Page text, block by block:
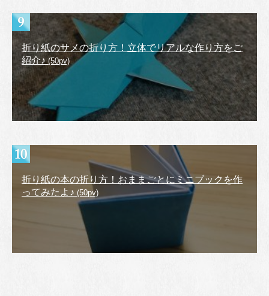
折り紙のサメの折り方！立体でリアルな作り方をご
紹介♪(50pv)
折り紙の本の折り方！おままごとにミニブックを作
ってみたよ♪ (50pv)